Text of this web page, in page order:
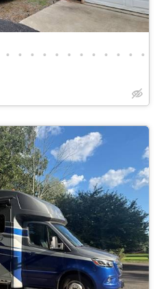
• • • • • • • • • • • •